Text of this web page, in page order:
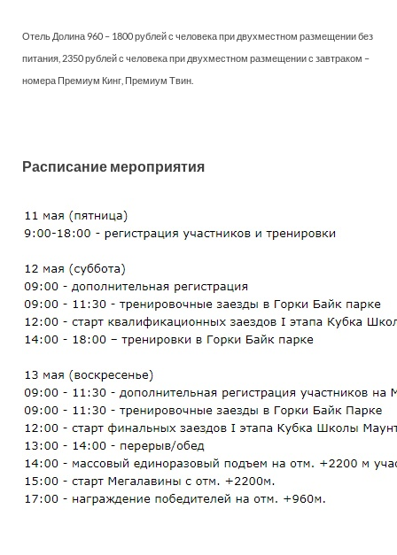
Отель Долина 960 – 1800 рублей с человека при двухместном размещении без
питания, 2350 рублей с человека при двухместном размещении с завтраком –
номера Премиум Кинг, Премиум Твин.
Расписание мероприятия